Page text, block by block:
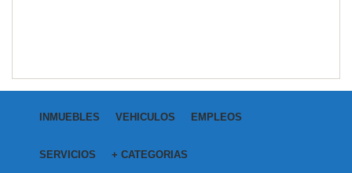
INMUEBLES VEHICULOS EMPLEOS
SERVICIOS + CATEGORIAS